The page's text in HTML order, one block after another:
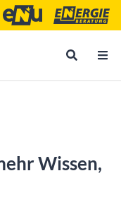
Energie- und
Wissen,